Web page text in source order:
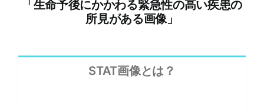
「生命予後にかかわる緊急性の高い疾患の
所見がある画像」
STAT画像とは？